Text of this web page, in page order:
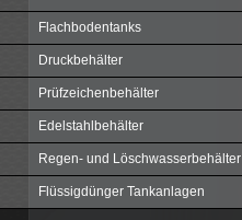
Flachbodentanks
Druckbehälter
Prüfzeichenbehälter
Edelstahlbehälter
Regen- und Löschwasserbehälter
Flüssigdünger Tankanlagen